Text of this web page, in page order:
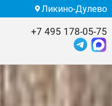
Ликино-Дулево
+7 495 178-05-75